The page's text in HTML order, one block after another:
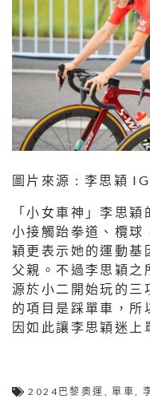
圖片來源 : 李思穎 IG
「小女車神」李思
小接觸跆拳道、欖球
穎更表示她的運動基
父親。不過李思穎之
源於小二開始玩的三
的項目是踩單車，所
因如此讓李思穎迷上
2024巴黎奧運 ,單車,